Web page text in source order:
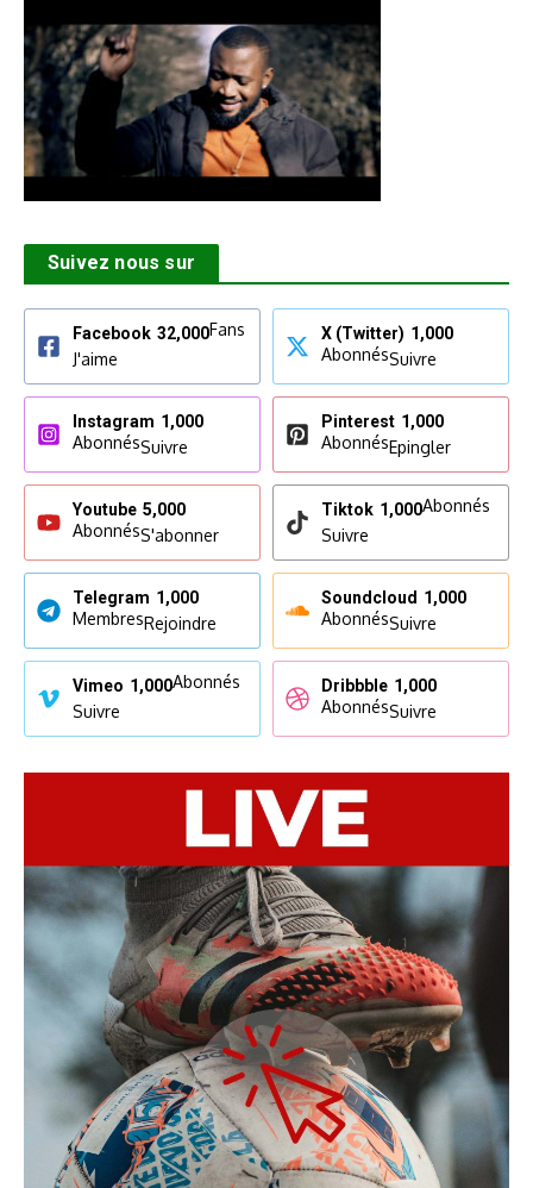
Suivez nous sur
Facebook 32,000Fans
J'aime
X (Twitter) 1,000
AbonnésSuivre
Instagram 1,000
AbonnésSuivre
Pinterest 1,000
AbonnésEpingler
Youtube 5,000
AbonnésS'abonner
Tiktok 1,000Abonnés
Suivre
Telegram 1,000
MembresRejoindre
Soundcloud 1,000
AbonnésSuivre
Vimeo 1,000Abonnés
Suivre
Dribbble 1,000
AbonnésSuivre